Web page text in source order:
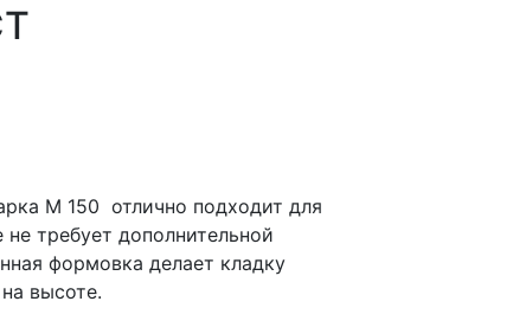
М 150 отлично подходит для
требует дополнительной
формовка делает кладку
высоте.